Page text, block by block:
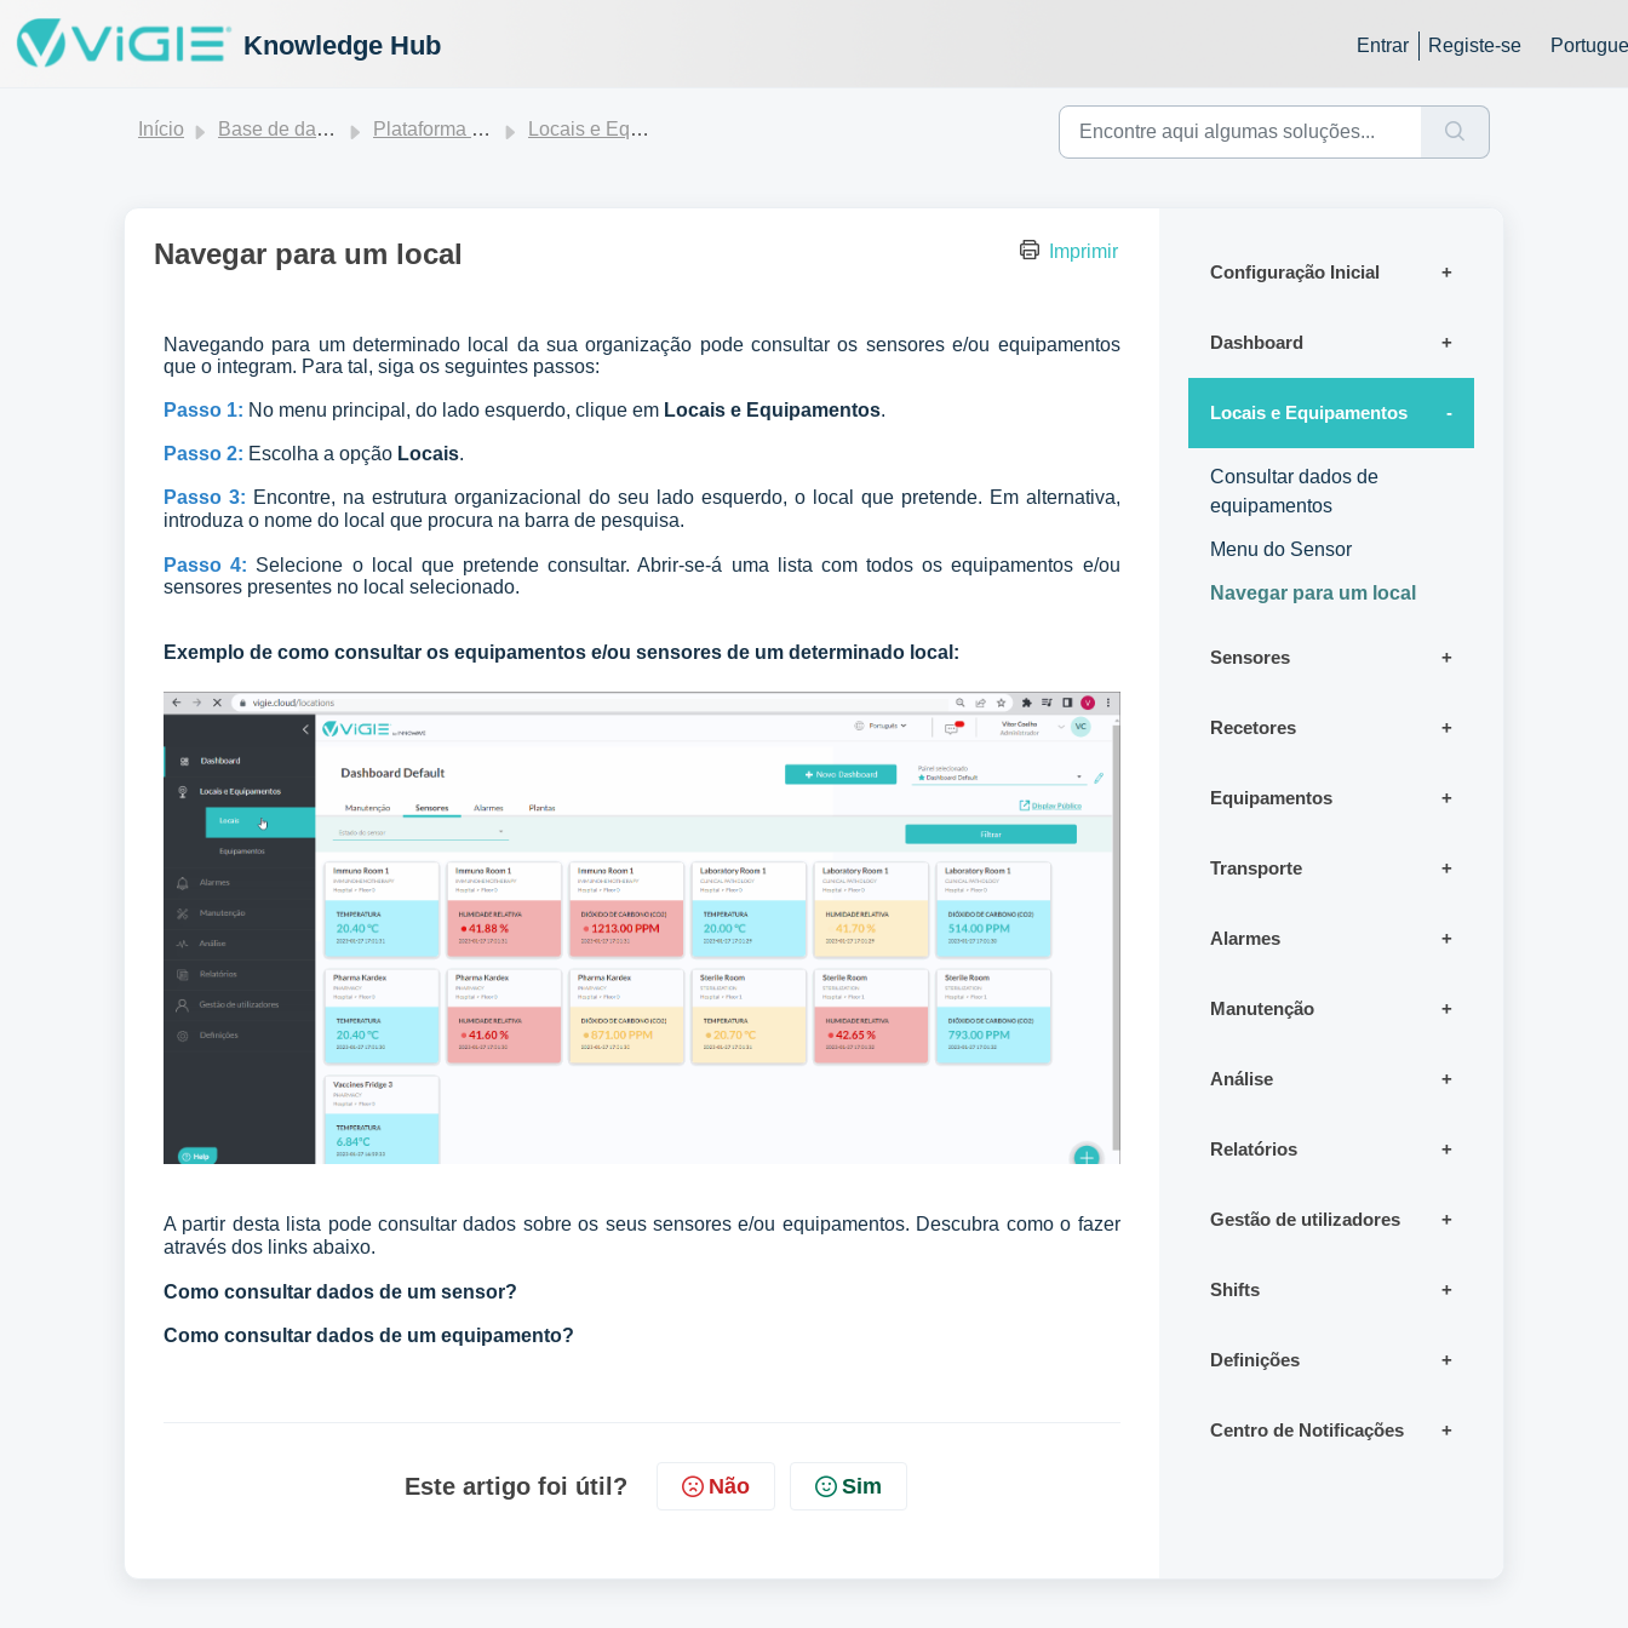
Knowledge Hub Entrar Registe-se
Início Base de dados de conhecimento Plataforma ViGIE Locais e Equipamentos
Imprimir
Navegar para um local
Navegando para um determinado local da sua organização pode consultar os sensores e/ou equipamentos
que o integram. Para tal, siga os seguintes passos:
Passo 1: No menu principal, do lado esquerdo, clique em Locais e Equipamentos.
Passo 2: Escolha a opção Locais.
Passo 3: Encontre, na estrutura organizacional do seu lado esquerdo, o local que pretende. Em alternativa,
introduza o nome do local que procura na barra de pesquisa.
Passo 4: Selecione o local que pretende consultar. Abrir-se-á uma lista com todos os equipamentos e/ou
sensores presentes no local selecionado.
Exemplo de como consultar os equipamentos e/ou sensores de um determinado local:
A partir desta lista pode consultar dados sobre os seus sensores e/ou equipamentos. Descubra como o fazer
através dos links abaixo.
Como consultar dados de um sensor?
Como consultar dados de um equipamento?
Este artigo foi útil? Não Sim
Configuração Inicial
Dashboard
Locais e Equipamentos
Consultar dados de
equipamentos
Menu do Sensor
Navegar para um local
Sensores
Recetores
Equipamentos
Transporte
Alarmes
Manutenção
Análise
Relatórios
Gestão de utilizadores
Shifts
Definições
Centro de Notificações